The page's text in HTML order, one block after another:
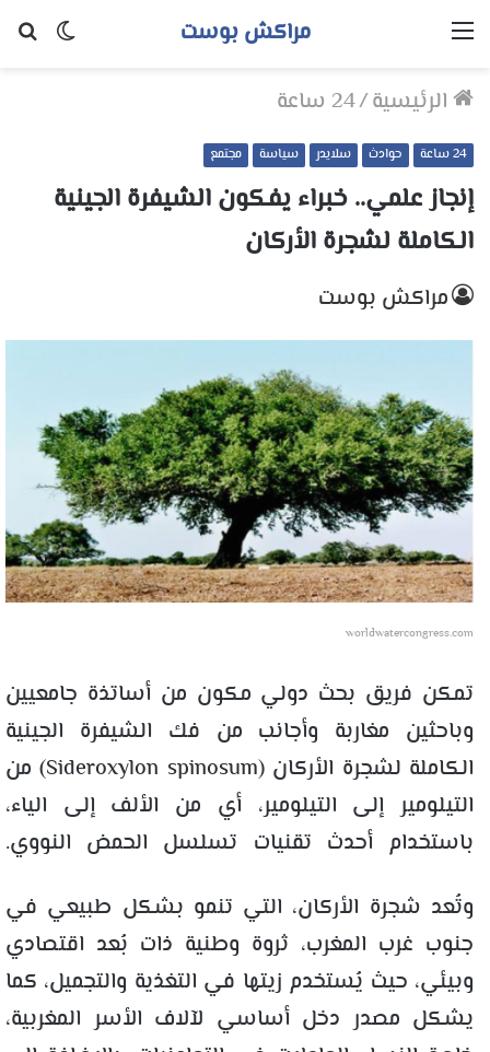
الوضع
مراكش بوست القائمة
الرئيسية/24 ساعة
24 ساعة حوادث سلايدر سياسة مجتمع
إنجاز علمي.. خبراء يفكون الشيفرة الجينية
الكاملة لشجرة الأركان
مراكش بوست
worldwatercongress.com
تمكن فريق بحث دولي مكون من أساتذة جامعيين
وباحثين مغاربة وأجانب من فك الشيفرة الجينية
الكاملة لشجرة الأركان (Sideroxylon spinosum) من
التيلومير إلى التيلومير، أي من الألف إلى الياء،
باستخدام أحدث تقنيات تسلسل الحمض النووي.
وتُعد شجرة الأركان، التي تنمو بشكل طبيعي في
جنوب غرب المغرب، ثروة وطنية ذات بُعد اقتصادي
وبيئي، حيث يُستخدم زيتها في التغذية والتجميل، كما
يشكل مصدر دخل أساسي لآلاف الأسر المغربية،